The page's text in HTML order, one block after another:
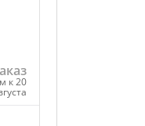
к 20